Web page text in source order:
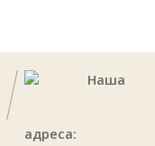
Наша
адреса: